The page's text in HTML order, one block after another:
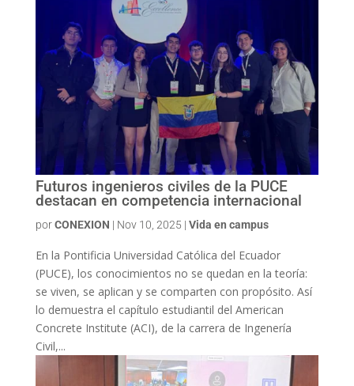
Futuros ingenieros civiles de la PUCE
destacan en competencia internacional
porCONEXION | Nov 10, 2025 | Vida en campus
En la Pontificia Universidad Católica del Ecuador
(PUCE), los conocimientos no se quedan en la teoría:
se viven, se aplican y se comparten con propósito. Así
lo demuestra el capítulo estudiantil del American
Concrete Institute (ACI), de la carrera de Ingenería
Civil,...